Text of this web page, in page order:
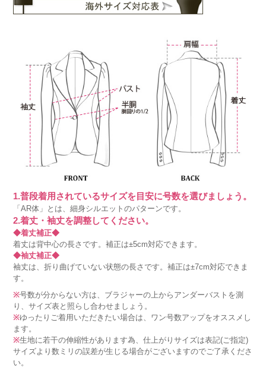
1.普段着用されているサイズを目安に号数を選びましょう。
「AR体」とは、細身シルエットのパターンです。
2.着丈・袖丈を調整してください。
◆着丈補正◆
着丈は背中心の長さです。補正は±5cm対応できます。
◆袖丈補正◆
袖丈は、折り曲げていない状態の長さです。補正は±7cm対応できま
す。
※号数が分からない方は、ブラジャーの上からアンダーバストを測
り、サイズ表と照らし合わせましょう。
※ゆったりご着用いただきたい場合は、ワン号数アップをオススメし
ます。
※生地に若干の伸縮性があります為、仕上がりサイズは表記(ご指定)
サイズより数ミリの誤差が生じる場合がございますのでご了承くださ
い。